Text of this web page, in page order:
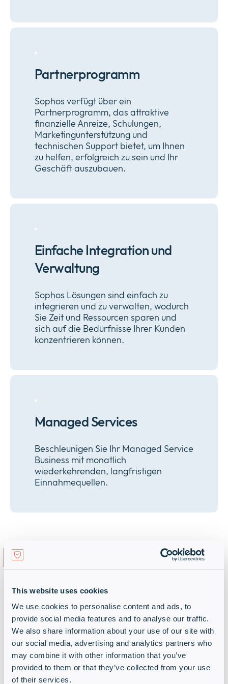
This website uses cookies
We use cookies to personalise content and ads, to
provide social media features and to analyse our traffic.
We also share information about your use of our site with
our social media, advertising and analytics partners who
may combine it with other information that you’ve
provided to them or that they’ve collected from your use
of their services.
Partnerprogramm
Sophos verfügt über ein
Partnerprogramm, das attraktive
finanzielle Anreize, Schulungen,
Marketingunterstützung und
technischen Support bietet, um Ihnen
zu helfen, erfolgreich zu sein und Ihr
Geschäft auszubauen.
Einfache Integration und
Verwaltung
Sophos Lösungen sind einfach zu
integrieren und zu verwalten, wodurch
Sie Zeit und Ressourcen sparen und
sich auf die Bedürfnisse Ihrer Kunden
konzentrieren können.
Managed Services
Beschleunigen Sie Ihr Managed Service
Business mit monatlich
wiederkehrenden, langfristigen
Einnahmequellen.
Lösungen von Sophos
Mit innovativen Endpoint-,
Netzwerk-, E-Mail- und Cloud-
Sicherheitstechnologien